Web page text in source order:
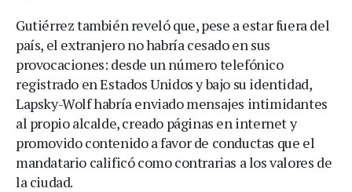
Gutiérrez también reveló que, pese a estar fuera del
país, el extranjero no habría cesado en sus
provocaciones: desde un número telefónico
registrado en Estados Unidos y bajo su identidad,
Lapsky-Wolf habría enviado mensajes intimidantes
al propio alcalde, creado páginas en internet y
promovido contenido a favor de conductas que el
mandatario calificó como contrarias a los valores de
la ciudad.